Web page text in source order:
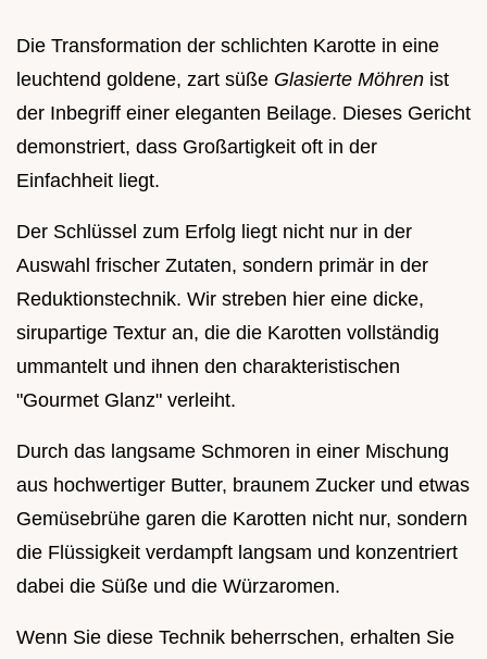
Die Transformation der schlichten Karotte in eine
leuchtend goldene, zart süße Glasierte Möhren ist
der Inbegriff einer eleganten Beilage. Dieses Gericht
demonstriert, dass Großartigkeit oft in der
Einfachheit liegt.
Der Schlüssel zum Erfolg liegt nicht nur in der
Auswahl frischer Zutaten, sondern primär in der
Reduktionstechnik. Wir streben hier eine dicke,
sirupartige Textur an, die die Karotten vollständig
ummantelt und ihnen den charakteristischen
"Gourmet Glanz" verleiht.
Durch das langsame Schmoren in einer Mischung
aus hochwertiger Butter, braunem Zucker und etwas
Gemüsebrühe garen die Karotten nicht nur, sondern
die Flüssigkeit verdampft langsam und konzentriert
dabei die Süße und die Würzaromen.
Wenn Sie diese Technik beherrschen, erhalten Sie